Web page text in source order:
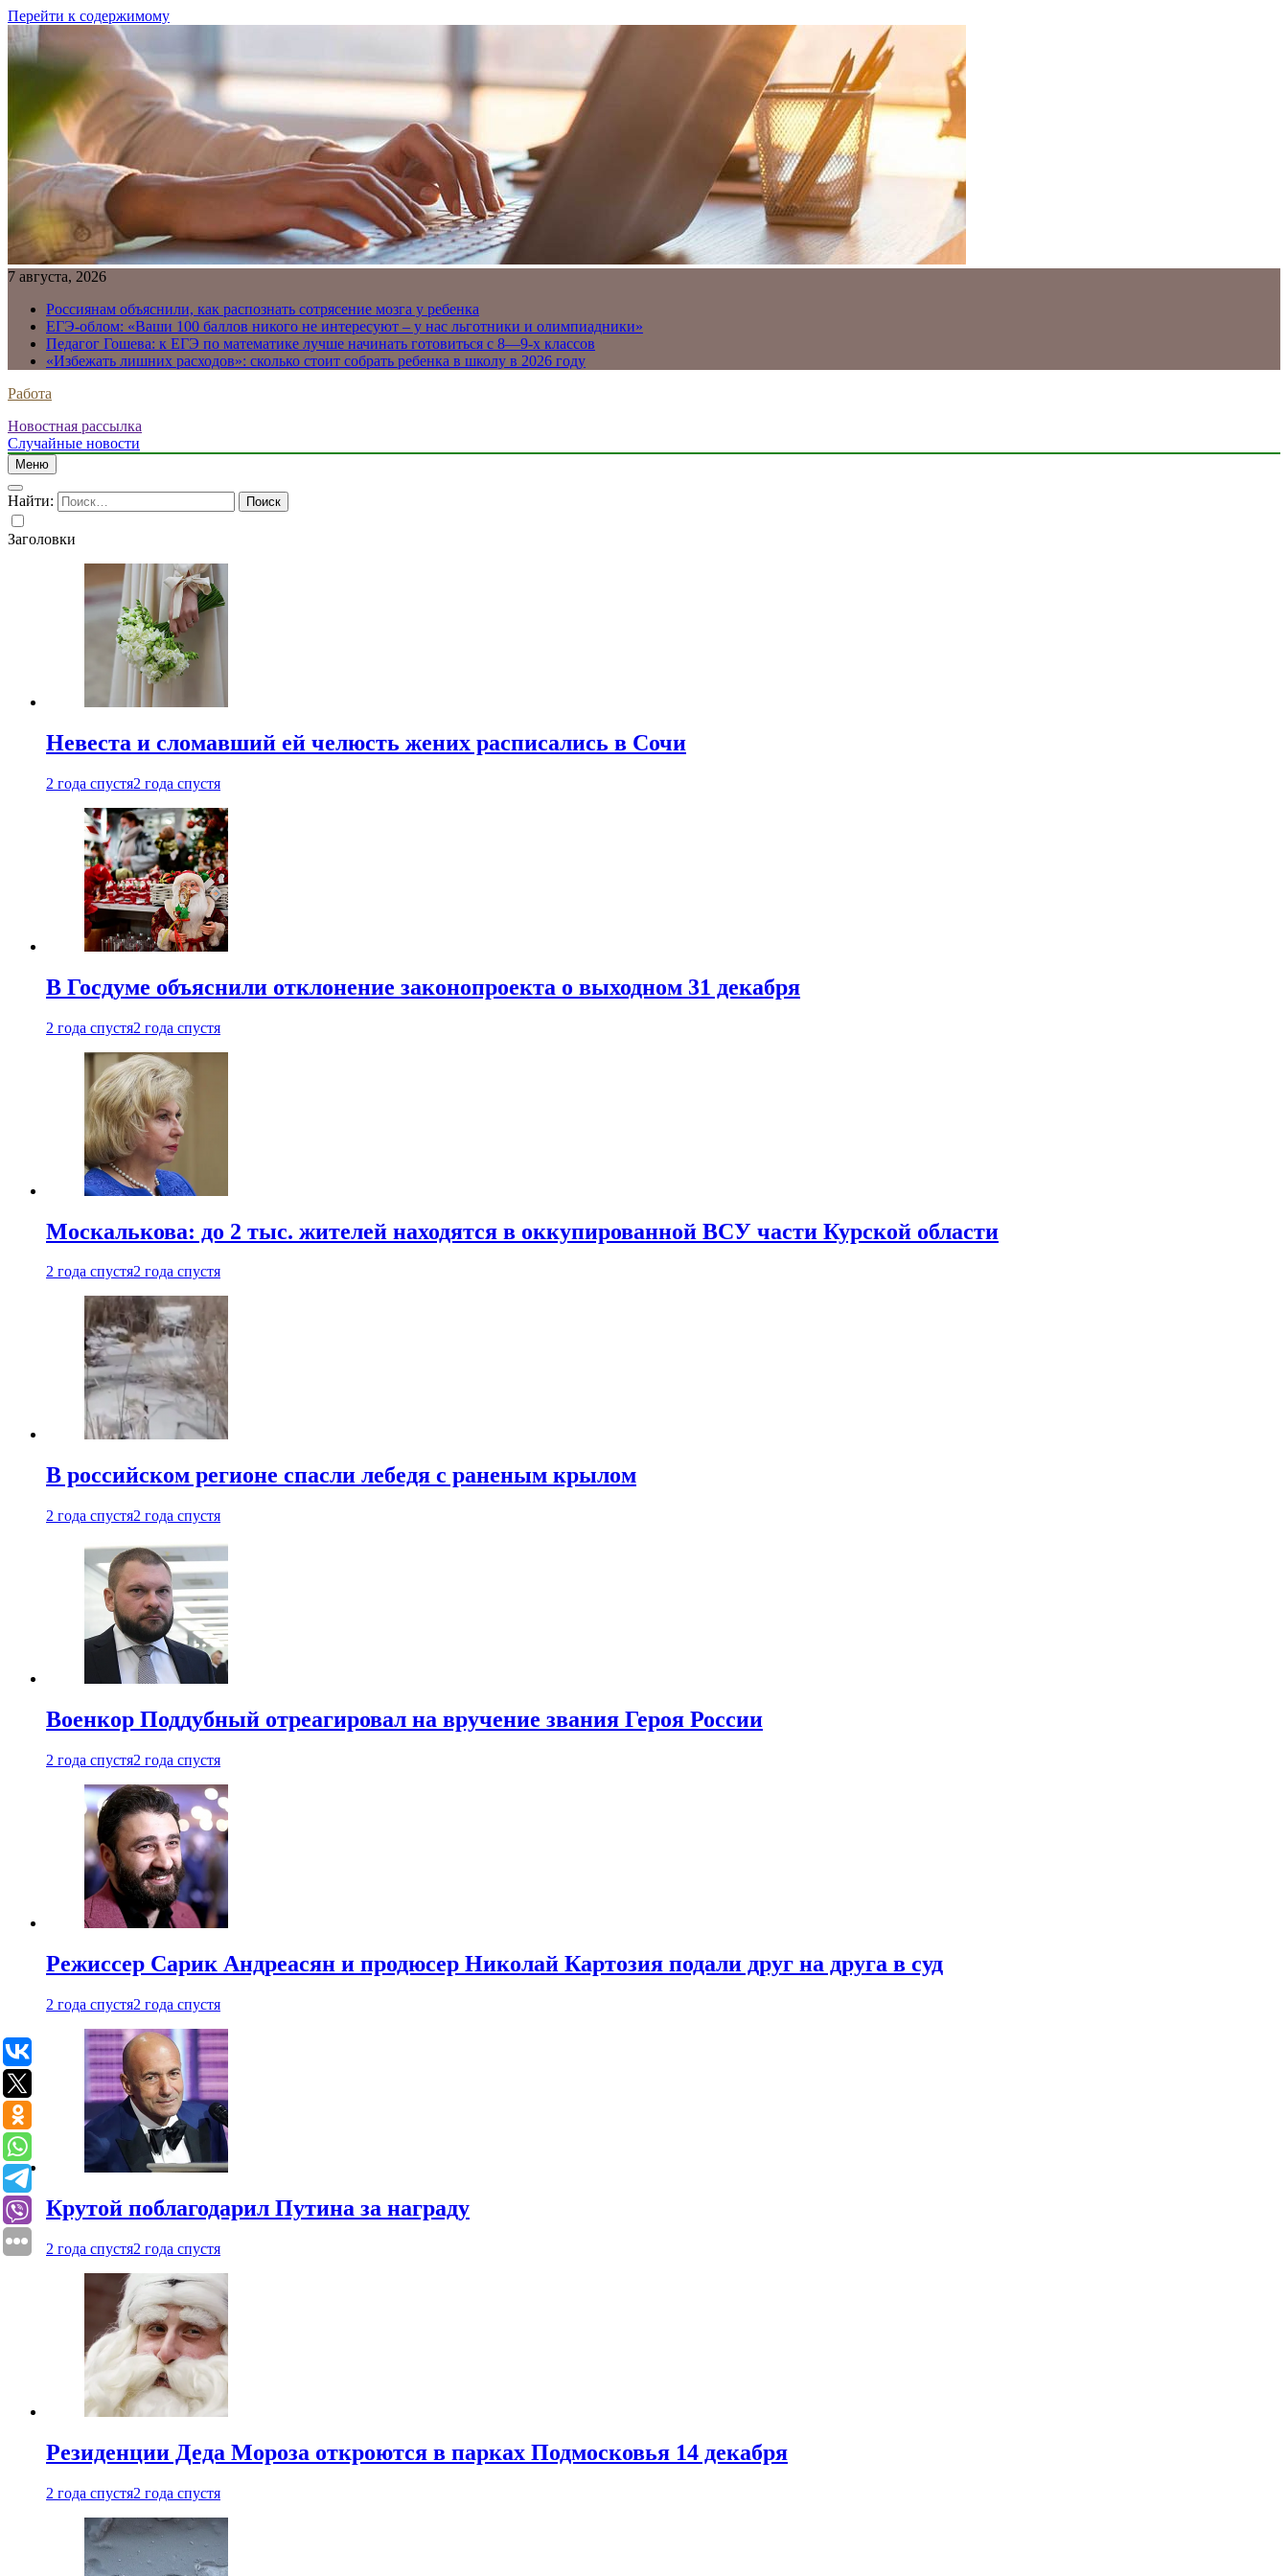
Перейти к содержимому
7 августа, 2026
Россиянам объяснили, как распознать сотрясение мозга у ребенка
ЕГЭ-облом: «Ваши 100 баллов никого не интересуют – у нас льготники и олимпиадники»
Педагог Гошева: к ЕГЭ по математике лучше начинать готовиться с 8—9-х классов
«Избежать лишних расходов»: сколько стоит собрать ребенка в школу в 2026 году
Работа
Новостная рассылка
Случайные новости
Меню
Найти:
Заголовки
Невеста и сломавший ей челюсть жених расписались в Сочи
2 года спустя2 года спустя
В Госдуме объяснили отклонение законопроекта о выходном 31 декабря
2 года спустя2 года спустя
Москалькова: до 2 тыс. жителей находятся в оккупированной ВСУ части Курской области
2 года спустя2 года спустя
В российском регионе спасли лебедя с раненым крылом
2 года спустя2 года спустя
Военкор Поддубный отреагировал на вручение звания Героя России
2 года спустя2 года спустя
Режиссер Сарик Андреасян и продюсер Николай Картозия подали друг на друга в суд
2 года спустя2 года спустя
Крутой поблагодарил Путина за награду
2 года спустя2 года спустя
Резиденции Деда Мороза откроются в парках Подмосковья 14 декабря
2 года спустя2 года спустя